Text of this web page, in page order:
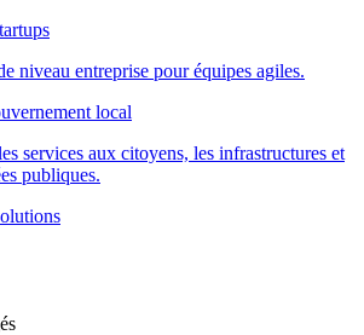
niveau entreprise pour équipes agiles.
local
services aux citoyens, les infrastructures et
publiques.